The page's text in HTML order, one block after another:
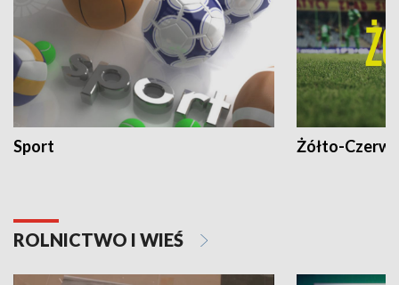
Sport Żółto-
ROLNICTWO I WIEŚ